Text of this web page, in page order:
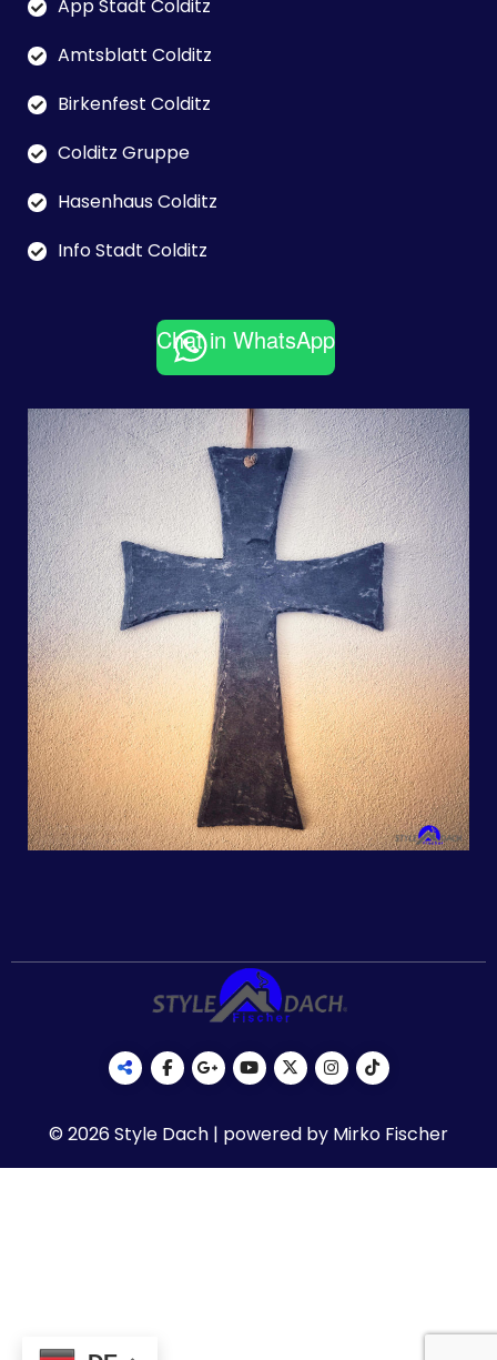
App Stadt Colditz
Amtsblatt Colditz
Birkenfest Colditz
Colditz Gruppe
Hasenhaus Colditz
Info Stadt Colditz
Chat in WhatsApp
© 2026 Style Dach | powered by Mirko Fischer